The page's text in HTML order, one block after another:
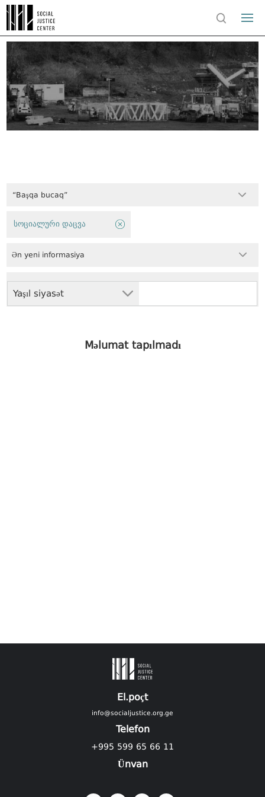
“Başqa bucaq”
Yaşıl siyasət
სოციალური დაცვა
Ən yeni informasiya
Məlumat tapılmadı
El.poçt
info@socialjustice.org.ge
Telefon
+995 599 65 66 11
Ünvan